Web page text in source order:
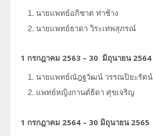
นายแพทย์อภิชาต ท่าช้าง
นายแพทย์ธาดา วิระเทพสุภรณ์
1 กรกฎาคม 2563 – 30 มิถุนายน 2564
นายแพทย์ณัฎฐวัฒน์ วรรณปิยะรัตน์
แพทย์หญิงกานต์ธิดา ศุขเจริญ
1 กรกฎาคม 2564 – 30 มิถุนายน 2565